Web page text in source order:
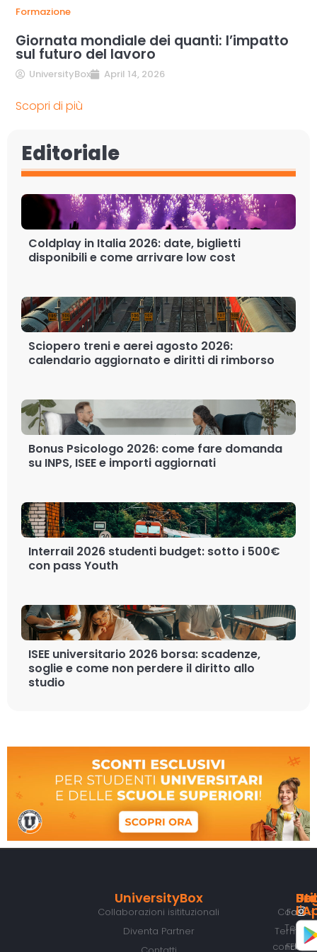
Formazione
Giornata mondiale dei quanti: l’impatto
sul futuro del lavoro
UniversityBox April 14, 2026
Scopri di più
Editoriale
Coldplay in Italia 2026: date, biglietti
disponibili e come arrivare low cost
Sciopero treni e aerei agosto 2026:
calendario aggiornato e diritti di rimborso
Bonus Psicologo 2026: come fare domanda
su INPS, ISEE e importi aggiornati
Interrail 2026 studenti budget: sotto i 500€
con pass Youth
ISEE universitario 2026 borsa: scadenze,
soglie e come non perdere il diritto allo
studio
UniversityBox
Collaborazioni isitituzionali
Diventa Partner
Cookies
Termini e
Fast
Tech
FESR